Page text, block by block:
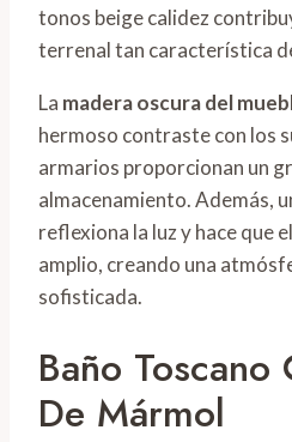
tonos beige calidez
terrenal tan característica
La madera oscura del
hermoso contraste con los
armarios proporcionan un
almacenamiento. Además,
reflexiona la luz y hace que
amplio, creando una
sofisticada.
Baño Toscano
De Mármol